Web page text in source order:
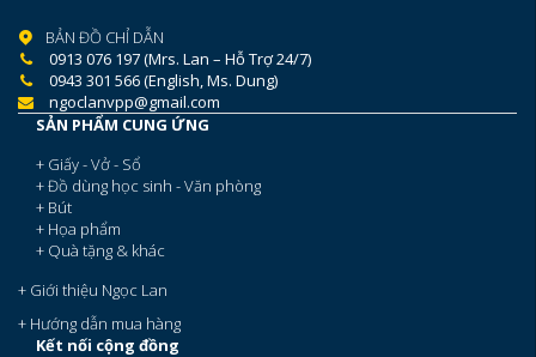
BẢN ĐỒ CHỈ DẪN
0913 076 197 (Mrs. Lan – Hỗ Trợ 24/7)
0943 301 566 (English, Ms. Dung)
ngoclanvpp@gmail.com
SẢN PHẨM CUNG ỨNG
+ Giấy - Vở - Sổ
+ Đồ dùng học sinh - Văn phòng
+ Bút
+ Họa phẩm
+ Quà tặng & khác
+ Giới thiệu Ngọc Lan
+ Hướng dẫn mua hàng
Kết nối cộng đồng